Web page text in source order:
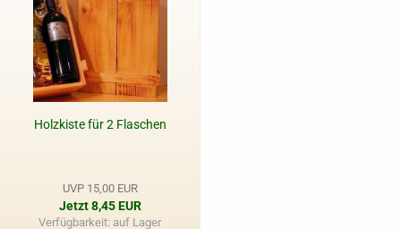
Holzkiste für 2 Flaschen
UVP 15,00 EUR
Jetzt 8,45 EUR
Verfügbarkeit: auf Lager